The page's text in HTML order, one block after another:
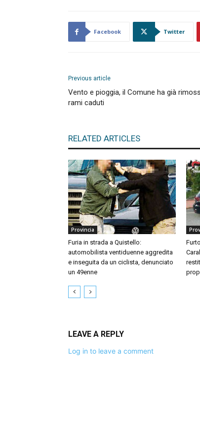
Facebook Twitter
Previous article
Vento e pioggia, il Comune ha già
rami caduti
RELATED ARTICLES
Provincia
Furia in strada a Quistello:
automobilista ventiduenne aggredita
e inseguita da un ciclista, denunciato
un 49enne
LEAVE A REPLY
Log in to leave a comment